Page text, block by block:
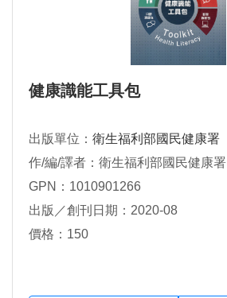
健康識能工具包
出版單位： 衛生福利部國民健康署
作/編/譯者：衛生福利部國民健康署
GPN：1010901266
出版／創刊日期：2020-08
價格：150